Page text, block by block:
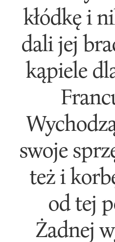
kłódkę i
dali jej
kąpiele
swoje
też i
od tej
Żadnej